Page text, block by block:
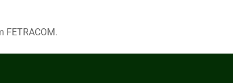
FETRACOM.